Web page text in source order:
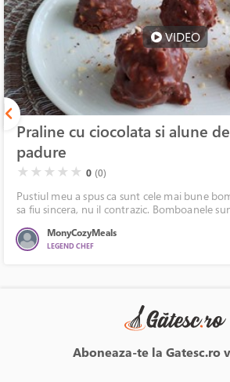
VIDEO
Praline cu ciocolata si alune de
padure
( )
★ ( )
★ ( )
★ ( )
★ ( )
★ 0 (0)
Pustiul meu a spus ca sunt cele mai bune
sa fiu sincera, nu il contrazic. Bomboanele
MonyCozyMeals
LEGEND CHEF
Aboneaza-te la Gatesc.ro